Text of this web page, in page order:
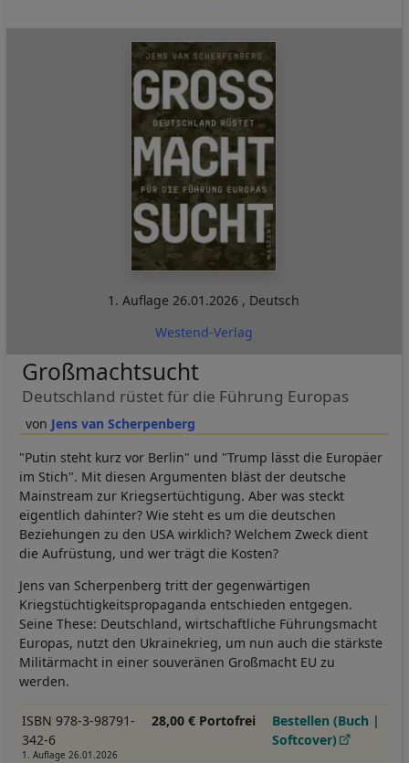
1. Auflage26.01.2026 , Deutsch
Westend-Verlag
Jens van Scherpenberg
Großmachtsucht
Deutschland rüstet für die Führung Europas
"Putin steht kurz vor Berlin" und "Trump lässt die Europäer
im Stich". Mit diesen Argumenten bläst der deutsche
Mainstream zur Kriegsertüchtigung. Aber was steckt
eigentlich dahinter? Wie steht es um die deutschen
Beziehungen zu den USA wirklich? Welchem Zweck dient
die Aufrüstung, und wer trägt die Kosten?
Jens van Scherpenberg tritt der gegenwärtigen
Kriegstüchtigkeitspropaganda entschieden entgegen.
Seine These: Deutschland, wirtschaftliche Führungsmacht
Europas, nutzt den Ukrainekrieg, um nun auch die stärkste
Militärmacht in einer souveränen Großmacht EU zu
werden.
ISBN 978-3-98791-
342-6
1. Auflage 26.01.2026
28,00 € Portofrei
Bestellen (Buch |
Softcover)